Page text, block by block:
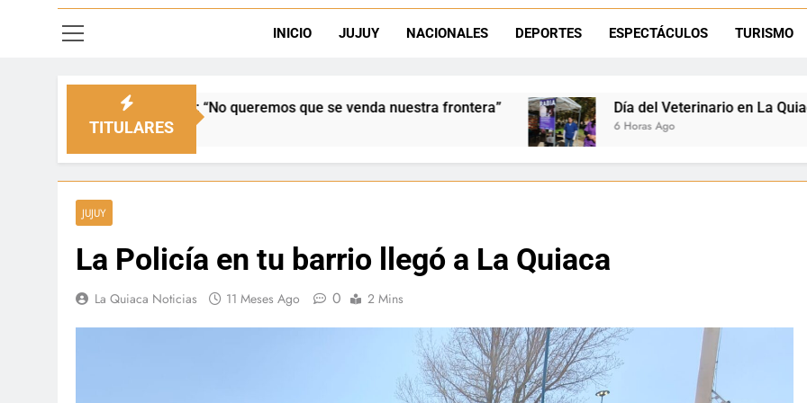
Dante Velázquez marchará contra
INICIO JUJUY NACIONALES DEPORTES ESPECTÁCULOS TURISMO
TITULARES
que se venda nuestra frontera” Día del Veterinario en La Quiaca: Zoonosis llevó vacunación
JUJUY
La Policía en tu barrio llegó a La Quiaca
La Quiaca Noticias 11 Meses Ago 0 2 Mins